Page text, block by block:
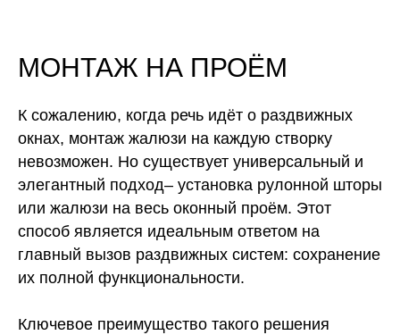
МОНТАЖ НА ПРОЁМ
К сожалению, когда речь идёт о раздвижных
окнах, монтаж жалюзи на каждую створку
невозможен. Но существует универсальный и
элегантный подход– установка рулонной шторы
или жалюзи на весь оконный проём. Этот
способ является идеальным ответом на
главный вызов раздвижных систем: сохранение
их полной функциональности.
Ключевое преимущество такого решения